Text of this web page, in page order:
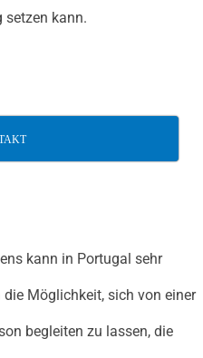
setzen kann.
kann in Portugal sehr
Möglichkeit, sich von einer
begleiten zu lassen, die